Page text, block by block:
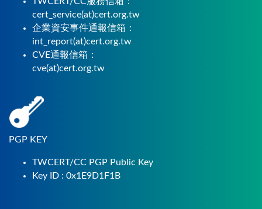
cert_service(at)cert.org.tw
企業資安事件通報信箱：
int_report(at)cert.org.tw
CVE通報信箱：
cve(at)cert.org.tw
PGP KEY
TWCERT/CC PGP Public Key
Key ID : 0x1E9D1F1B